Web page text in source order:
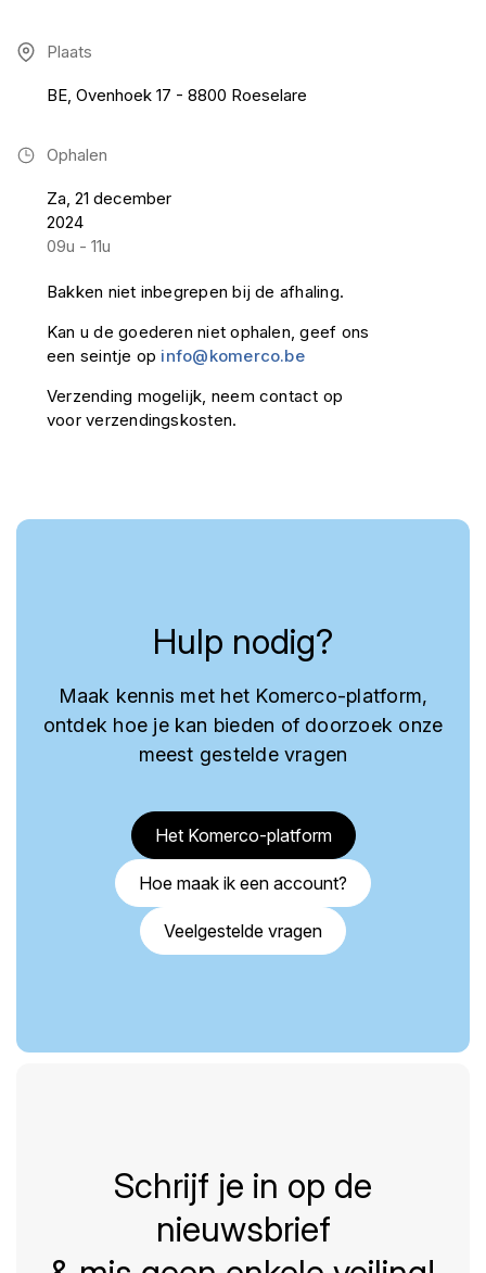
Plaats
BE, Ovenhoek 17 - 8800 Roeselare
Ophalen
Za, 21 december
2024
09u - 11u
Bakken niet inbegrepen bij de afhaling.
Kan u de goederen niet ophalen, geef ons
een seintje op info@komerco.be
Verzending mogelijk, neem contact op
voor verzendingskosten.
Hulp nodig?
Maak kennis met het Komerco-platform,
ontdek hoe je kan bieden of doorzoek onze
meest gestelde vragen
Het Komerco-platform
Hoe maak ik een account?
Veelgestelde vragen
Schrijf je in op de
nieuwsbrief